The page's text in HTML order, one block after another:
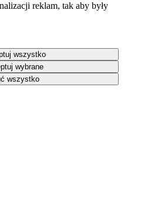
reklam, tak aby były
wszystko
wybrane
wszystko